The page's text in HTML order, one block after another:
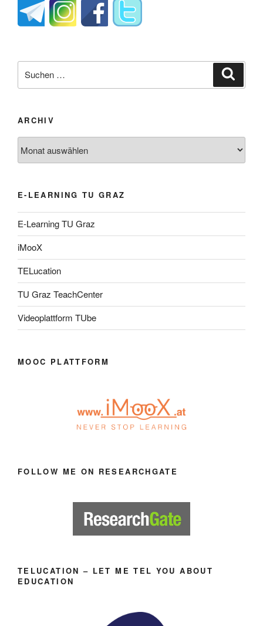
nach:
ARCHIV
E-LEARNING TU GRAZ
E-Learning TU Graz
iMooX
TELucation
TU Graz TeachCenter
Videoplattform TUbe
MOOC PLATTFORM
FOLLOW ME ON RESEARCHGATE
TELUCATION – LET ME TEL YOU ABOUT
EDUCATION